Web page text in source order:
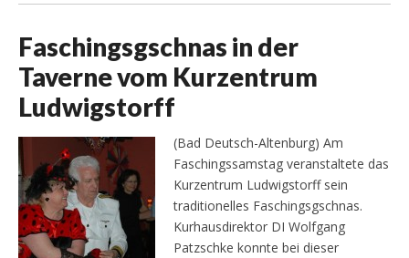
Faschingsgschnas in der
Taverne vom Kurzentrum
Ludwigstorff
(Bad Deutsch-Altenburg) Am
Faschingssamstag veranstaltete das
Kurzentrum Ludwigstorff sein
traditionelles Faschingsgschnas.
Kurhausdirektor DI Wolfgang
Patzschke konnte bei dieser